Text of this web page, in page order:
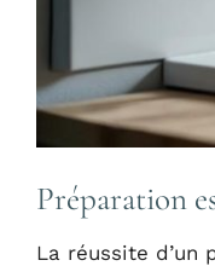
Préparation
La réussite d’un